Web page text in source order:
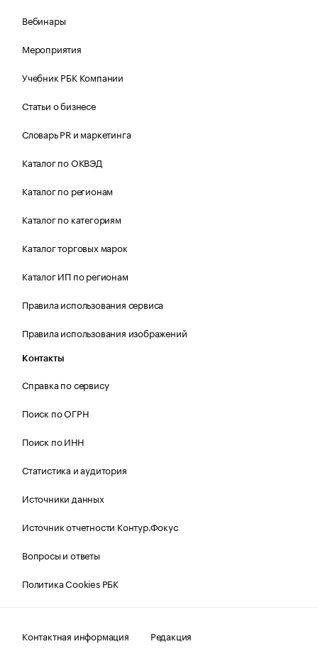
Вебинары
Мероприятия
Учебник РБК Компании
Статьи о бизнесе
Словарь PR и маркетинга
Каталог по ОКВЭД
Каталог по регионам
Каталог по категориям
Каталог торговых марок
Каталог ИП по регионам
Правила использования сервиса
Правила использования изображений
Контакты
Справка по сервису
Поиск по ОГРН
Поиск по ИНН
Статистика и аудитория
Источники данных
Источник отчетности Контур.Фокус
Вопросы и ответы
Политика Cookies РБК
Контактная информация
Редакция